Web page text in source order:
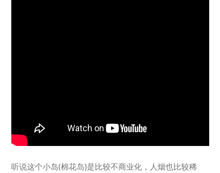
听说这个小岛(棉花岛)是比较不商业化，人烟也比较稀